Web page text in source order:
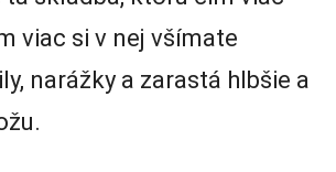
viac si v nej všímate
narážky a zarastá hlbšie a